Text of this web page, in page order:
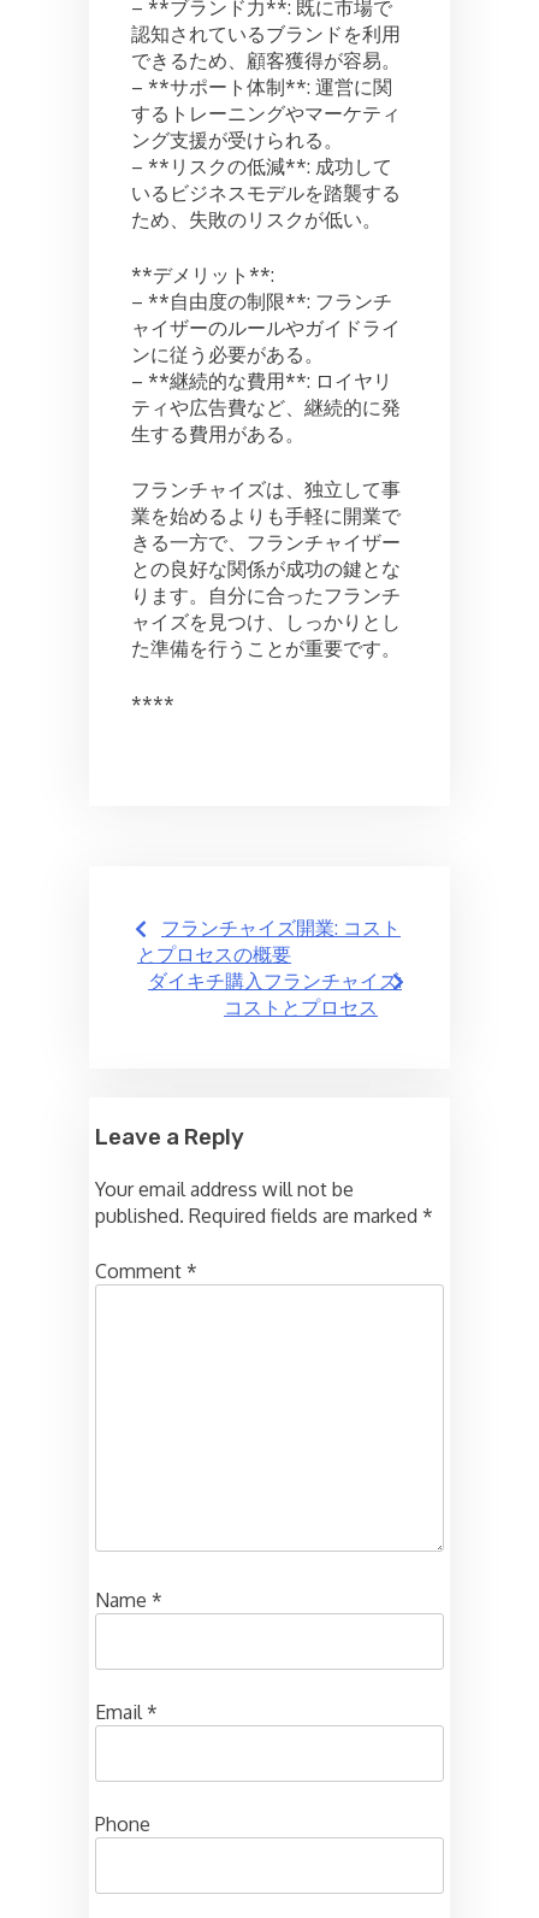
– **ブランド力**: 既に市場で
認知されているブランドを利用
できるため、顧客獲得が容易。
– **サポート体制**: 運営に関
するトレーニングやマーケティ
ング支援が受けられる。
– **リスクの低減**: 成功して
いるビジネスモデルを踏襲する
ため、失敗のリスクが低い。
**デメリット**:
– **自由度の制限**: フランチ
ャイザーのルールやガイドライ
ンに従う必要がある。
– **継続的な費用**: ロイヤリ
ティや広告費など、継続的に発
生する費用がある。
フランチャイズは、独立して事
業を始めるよりも手軽に開業で
きる一方で、フランチャイザー
との良好な関係が成功の鍵とな
ります。自分に合ったフランチ
ャイズを見つけ、しっかりとし
た準備を行うことが重要です。
****
Post
navigation
フランチャイズ開業: コスト
とプロセスの概要
ダイキチ購入フランチャイズ:
コストとプロセス
Leave a Reply
Your email address will not be
published. Required fields are marked *
Comment *
Name *
Email *
Phone